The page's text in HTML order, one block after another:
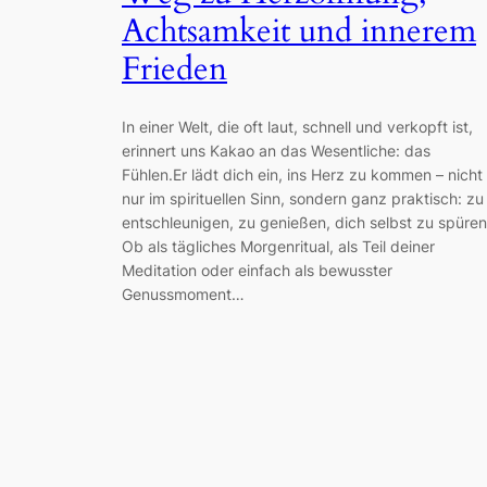
Achtsamkeit und innerem
Frieden
In einer Welt, die oft laut, schnell und verkopft ist,
erinnert uns Kakao an das Wesentliche: das
Fühlen.Er lädt dich ein, ins Herz zu kommen – nicht
nur im spirituellen Sinn, sondern ganz praktisch: zu
entschleunigen, zu genießen, dich selbst zu
Ob als tägliches Morgenritual, als Teil deiner
Meditation oder einfach als bewusster
Genussmoment…